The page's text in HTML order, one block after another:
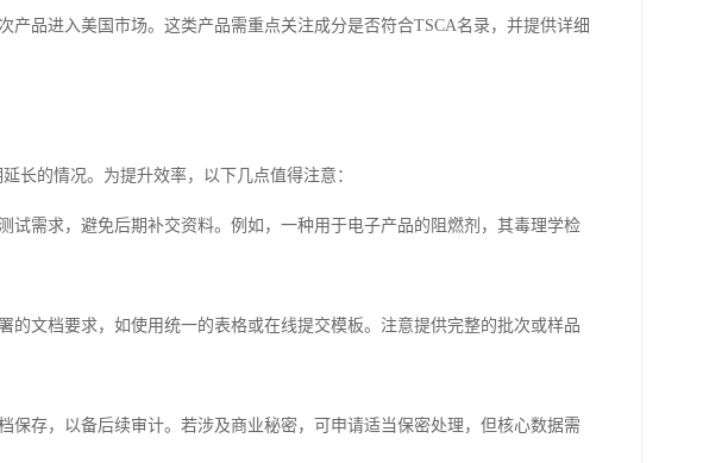
产品进入美国市场。这类产品需重点关注成分是否符合TSCA名录，并提供详细
长的情况。为提升效率，以下几点值得注意：
试需求，避免后期补交资料。例如，一种用于电子产品的阻燃剂，其毒理学检
的文档要求，如使用统一的表格或在线提交模板。注意提供完整的批次或样品
保存，以备后续审计。若涉及商业秘密，可申请适当保密处理，但核心数据需